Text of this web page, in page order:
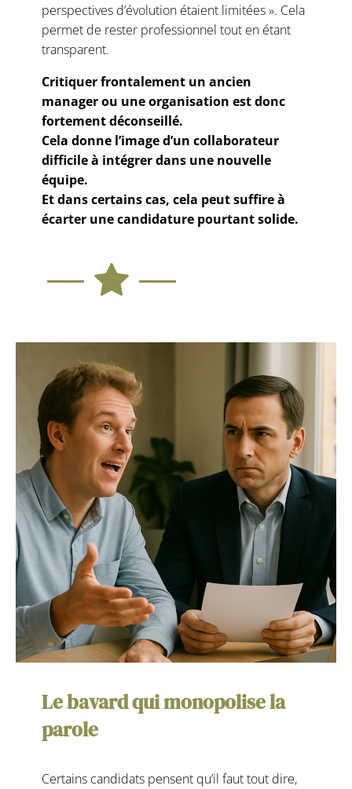
perspectives d’évolution étaient limitées ». Cela
permet de rester professionnel tout en étant
transparent.
Critiquer frontalement un ancien
manager ou une organisation est donc
fortement déconseillé.
Cela donne l’image d’un collaborateur
difficile à intégrer dans une nouvelle
équipe.
Et dans certains cas, cela peut suffire à
écarter une candidature pourtant solide.
Le bavard qui monopolise la
parole
Certains candidats pensent qu’il faut tout dire,